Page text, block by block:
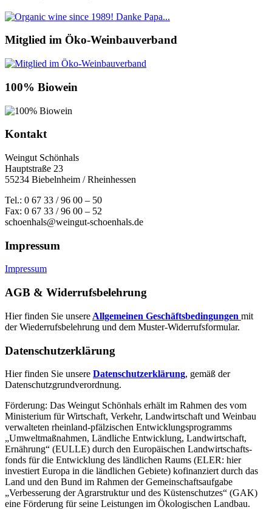
Mitglied im Öko-Weinbauverband
100% Biowein
Kontakt
Weingut Schönhals
Hauptstraße 23
55234 Biebelnheim / Rheinhessen
Tel.: 0 67 33 / 96 00 – 50
Fax: 0 67 33 / 96 00 – 52
schoenhals@weingut-schoenhals.de
Impressum
Impressum
AGB & Widerrufsbelehrung
Hier finden Sie unsere Allgemeinen Geschäftsbedingungen mit
der Wiederrufsbelehrung und dem Muster-Widerrufsformular.
Datenschutzerklärung
Hier finden Sie unsere Datenschutzerklärung, gemäß der
Datenschutzgrundverordnung.
Förderung: Das Weingut Schönhals erhält im Rahmen des vom
Minis­terium für Wirtschaft, Verkehr, Land­wirt­schaft und Weinbau
verwal­teten rhein­land-pfälzischen Entwick­lungs­programms
„Umwelt­maßnahmen, Länd­liche Entwick­lung, Landwirt­schaft,
Ernährung“ (EULLE) durch den Euro­päischen Land­wirtschafts­
fonds für die Entwick­lung des länd­lichen Raums (ELER: hier
investiert Europa in die ländlichen Gebiete) kofinanziert durch das
Land und den Bund im Rahmen der Gemein­schafts­aufgabe
„Verbes­serung der Agrar­struktur und des Küsten­schutzes“ (GAK)
eine Förderung für seine Leis­tungen im Ökolo­gischen Landbau.